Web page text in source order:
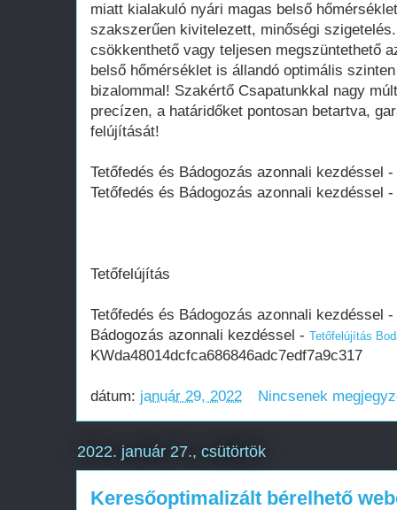
miatt kialakuló nyári magas belső
szakszerűen kivitelezett, minőségi
csökkenthető vagy teljesen megszüntethető
belső hőmérséklet is állandó optimális
bizalommal! Szakértő Csapatunkkal nagy
precízen, a határidőket pontosan betartva,
felújítását!
Tetőfedés és Bádogozás azonnali kezdéssel -
Tetőfedés és Bádogozás azonnali kezdéssel -
Tetőfelújítás
Tetőfedés és Bádogozás azonnali kezdéssel -
Bádogozás azonnali kezdéssel - Tetőfelújítás
KWda48014dcfca686846adc7edf7a9c317
dátum: január 29, 2022 Nincsenek
2022. január 27., csütörtök
Keresőoptimalizált bérelhető